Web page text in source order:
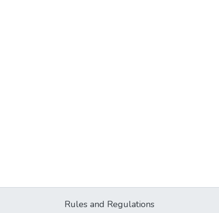
Rules and Regulations